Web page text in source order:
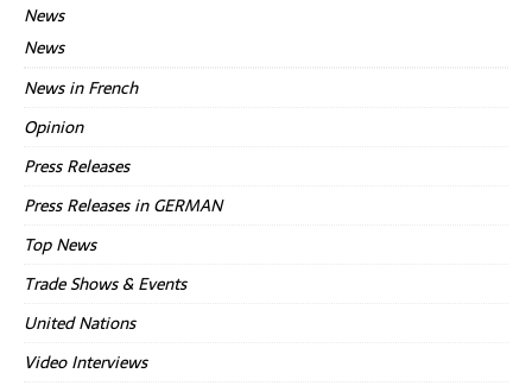
News
News
News in French
Opinion
Press Releases
Press Releases in GERMAN
Top News
Trade Shows & Events
United Nations
Video Interviews